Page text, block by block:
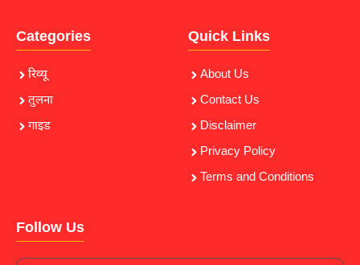
Categories
रिव्यू
तुलना
गाइड
Quick Links
About Us
Contact Us
Disclaimer
Privacy Policy
Terms and Conditions
Follow Us